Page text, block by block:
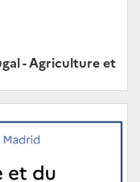
- Agriculture et